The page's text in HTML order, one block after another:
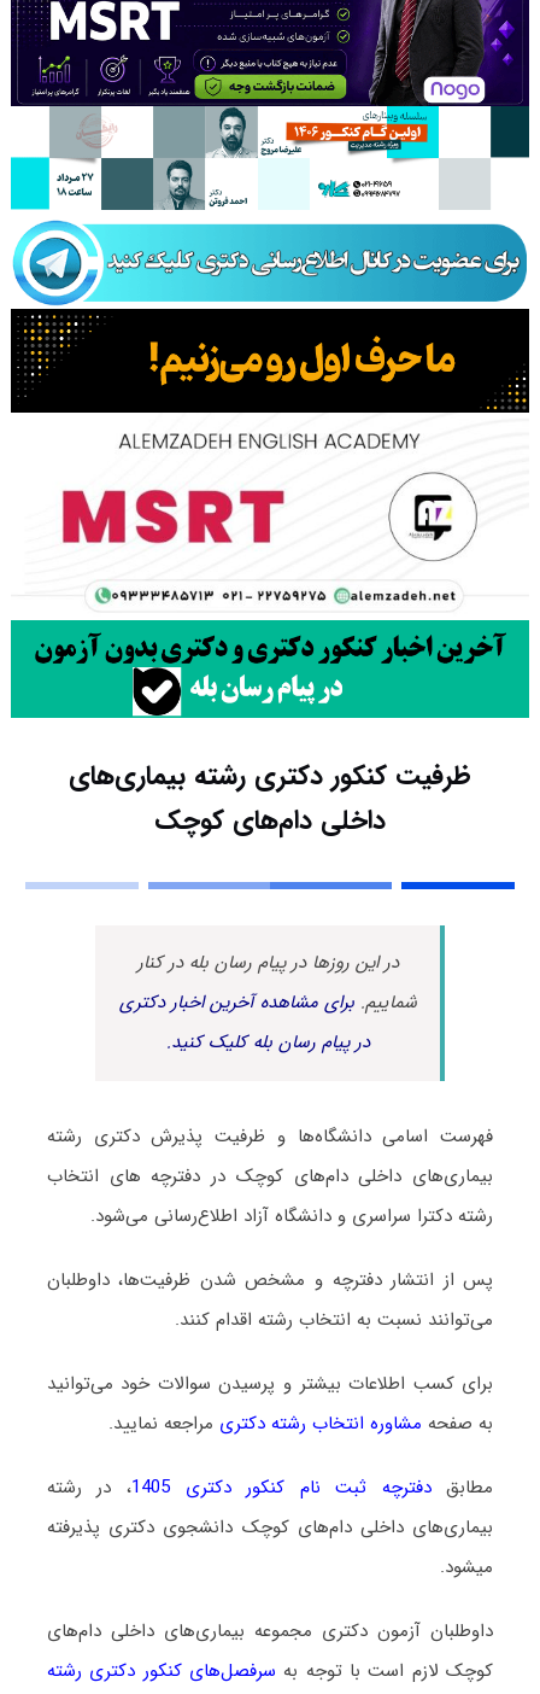
ظرفیت کنکور دکتری رشته ﺑﻴﻤﺎریﻫﺎی
داخلی دامﻫﺎی ﻛﻮچک
در این روزها در پیام رسان بله در کنار
شماییم.برای مشاهده آخرین اخبار دکتری
در پیام رسان بله کلیک کنید.
فهرست اسامی دانشگاه‌ها و ظرفیت پذیرش دکتری رشته
ﺑﻴﻤﺎریﻫﺎی داخلی دامﻫﺎی ﻛﻮچک در دفترچه های انتخاب
رشته دکترا سراسری و دانشگاه آزاد اطلاع‌رسانی می‌شود.
پس از انتشار دفترچه و مشخص شدن ظرفیت‌ها، داوطلبان
می‌توانند نسبت به انتخاب رشته اقدام کنند.
برای کسب اطلاعات بیشتر و پرسیدن سوالات خود می‌توانید
به صفحه مشاوره انتخاب رشته دکتری مراجعه نمایید.
مطابقدفترچه ثبت نام کنکور دکتری 1405
، در رشته
ﺑﻴﻤﺎریﻫﺎی داخلی دامﻫﺎی ﻛﻮچک دانشجوی دکتری پذیرفته
میشود.
داوطلبان آزمون دکتری مجموعه ﺑﻴﻤﺎریﻫﺎی داخلی دامﻫﺎی
ﻛﻮچک لازم است با توجه به سرفصل‌های کنکور دکتری رشته